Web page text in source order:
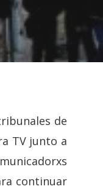
de
TV junto a
continuar